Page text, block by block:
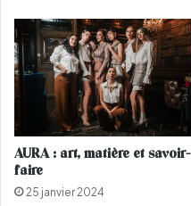
g
o
l
f
e
u
r
a
n
c
a
?
AURA : art, matière et savoir-
faire
25 janvier 2024